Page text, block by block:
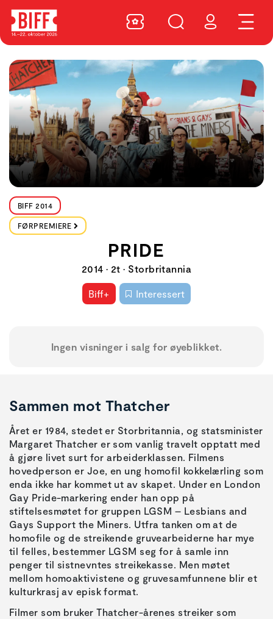
BIFF 2014
FØRPREMIERE
PRIDE
2014 • 2t • Storbritannia
Biff+ Interessert
Ingen visninger i salg for øyeblikket.
Sammen mot Thatcher
Året er 1984, stedet er Storbritannia, og statsminister
Margaret Thatcher er som vanlig travelt opptatt med
å gjøre livet surt for arbeiderklassen. Filmens
hovedperson er Joe, en ung homofil kokkelærling som
enda ikke har kommet ut av skapet. Under en London
Gay Pride-markering ender han opp på
stiftelsesmøtet for gruppen LGSM – Lesbians and
Gays Support the Miners. Utfra tanken om at de
homofile og de streikende gruvearbeiderne har mye
til felles, bestemmer LGSM seg for å samle inn
penger til sistnevntes streikekasse. Men møtet
mellom homoaktivistene og gruvesamfunnene blir et
kulturkrasj av episk format.
Filmer som bruker Thatcher-årenes streiker som